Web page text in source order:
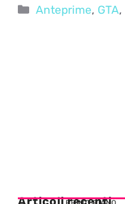
Categorie
Anteprime, GTA,